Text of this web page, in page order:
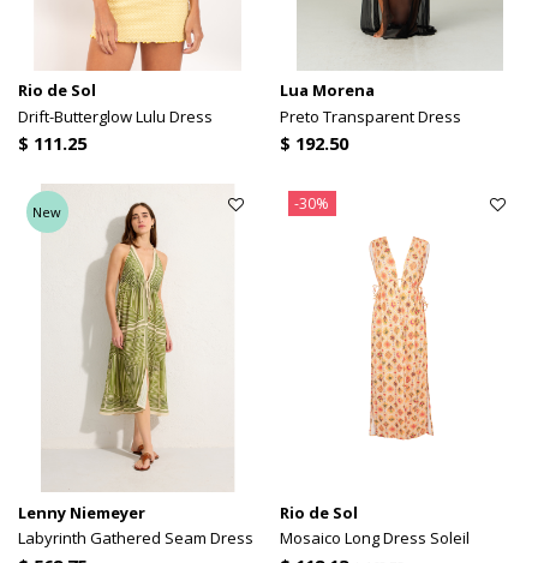
Rio de Sol
Drift-Butterglow Lulu Dress
$ 111.25
Lua Morena
Preto Transparent Dress
$ 192.50
New
Lenny Niemeyer
Labyrinth Gathered Seam Dress
-30%
Rio de Sol
Mosaico Long Dress Soleil